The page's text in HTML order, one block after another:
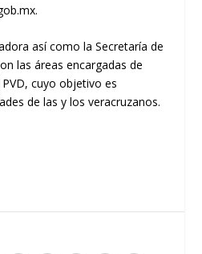
así como la Secretaría de
las áreas encargadas de
cuyo objetivo es
de las y los veracruzanos.